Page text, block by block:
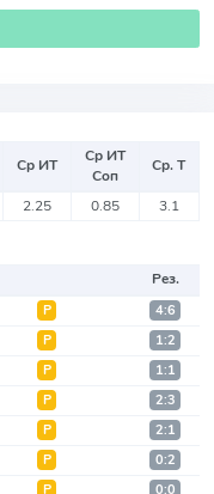
Ср ИТ
Ср ИТ
Соп
Ср. Т
2.25 0.85 3.1
Рез.
Р 4:6
Р 1:2
Р 1:1
Р 2:3
Р 2:1
Р 0:2
Р 0:0